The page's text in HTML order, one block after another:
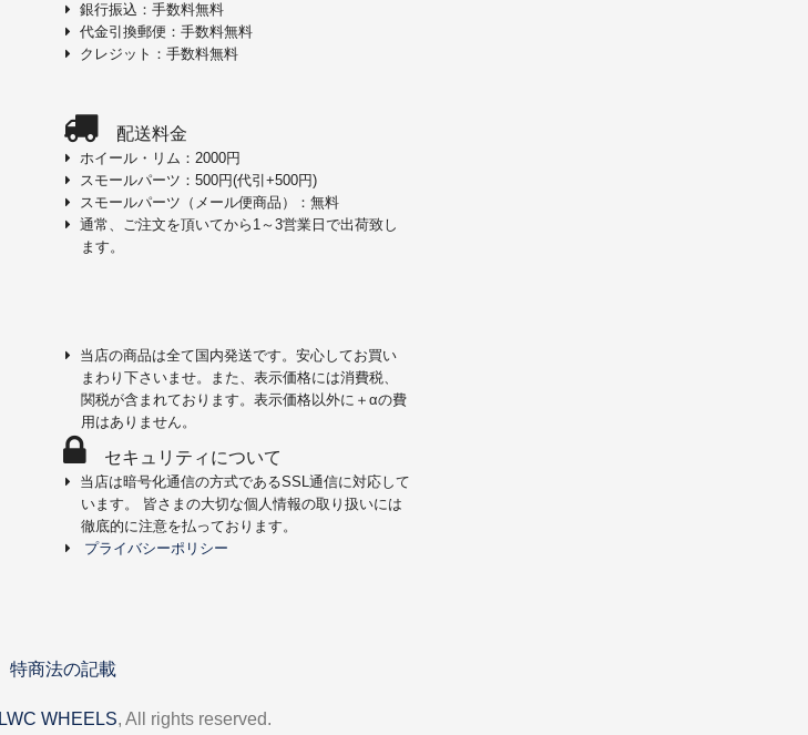
銀行振込：手数料無料
代金引換郵便：手数料無料
クレジット：手数料無料
配送料金
ホイール・リム：2000円
スモールパーツ：500円(代引+500円)
スモールパーツ（メール便商品）：無料
通常、ご注文を頂いてから1～3営業日で出荷致し
ます。
当店の商品は全て国内発送です。安心してお買い
まわり下さいませ。また、表示価格には消費税、
関税が含まれております。表示価格以外に＋αの費
用はありません。
セキュリティについて
当店は暗号化通信の方式であるSSL通信に対応して
います。 皆さまの大切な個人情報の取り扱いには
徹底的に注意を払っております。
プライバシーポリシー
特商法の記載
LWC WHEELS, All rights reserved.